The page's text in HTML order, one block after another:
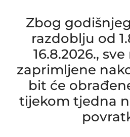
Zbog
razdoblju od
16.8.2026.,
zaprimljene
bit će
tijekom tjedna